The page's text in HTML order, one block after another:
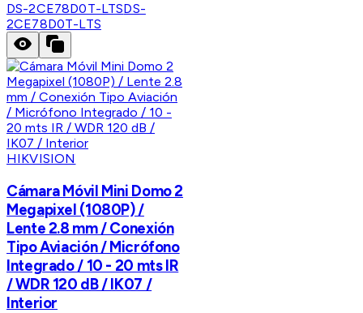
DS-2CE78D0T-LTSDS-
2CE78D0T-LTS
HIKVISION
Cámara Móvil Mini Domo 2
Megapixel (1080P) /
Lente 2.8 mm / Conexión
Tipo Aviación / Micrófono
Integrado / 10 - 20 mts IR
/ WDR 120 dB / IK07 /
Interior